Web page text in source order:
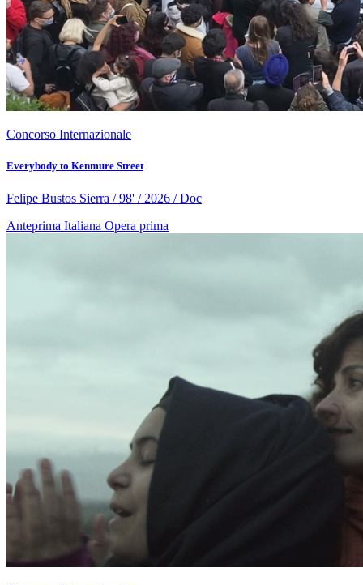
Concorso Internazionale
Everybody to Kenmure Street
Felipe Bustos Sierra / 98' / 2026 / Doc
Anteprima Italiana Opera prima